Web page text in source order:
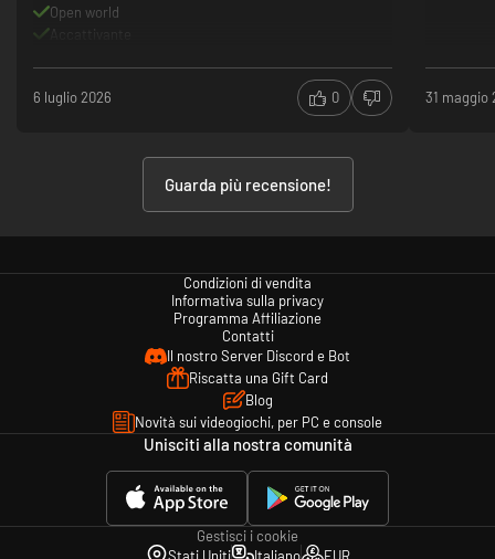
Open world
6 luglio 2026 0 31 maggio
Guarda più recensione!
Condizioni di vendita
Informativa sulla privacy
Programma Affiliazione
Contatti
Il nostro Server Discord e Bot
Riscatta una Gift Card
Blog
Novità sui videogiochi, per PC e console
Unisciti alla nostra comunità
Gestisci i cookie